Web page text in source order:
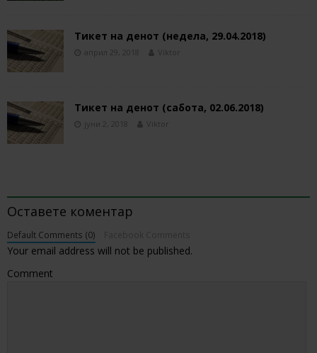
Тикет на денот (недела, 29.04.2018)
април 29, 2018 Viktor
Тикет на денот (сабота, 02.06.2018)
јуни 2, 2018 Viktor
Оставете коментар
Default Comments (0)
Your email address will not be published.
Comment